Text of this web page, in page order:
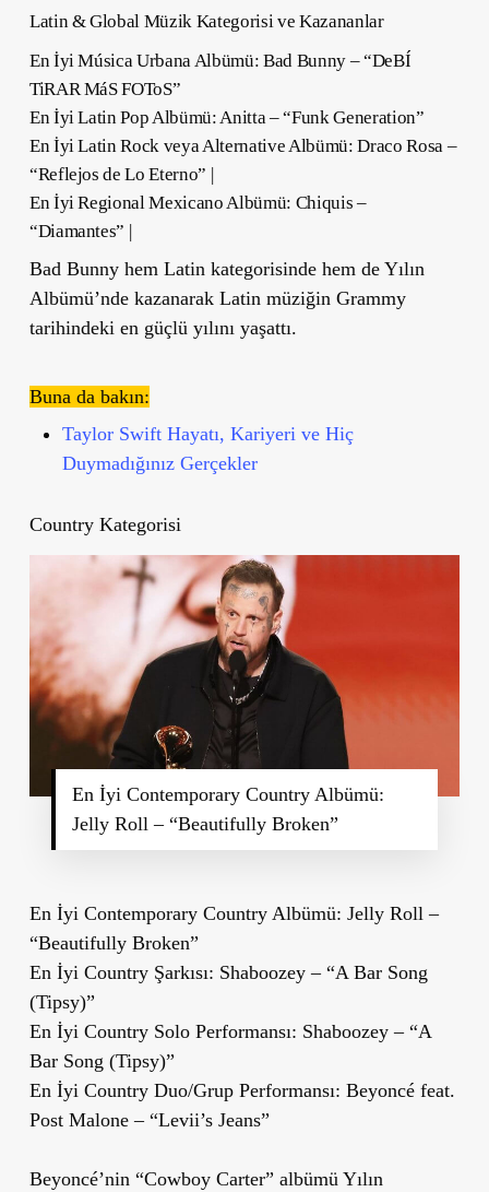
Latin & Global Müzik Kategorisi ve Kazananlar
En İyi Música Urbana Albümü: Bad Bunny – “DeBÍ
TiRAR MáS FOToS”
En İyi Latin Pop Albümü: Anitta – “Funk Generation”
En İyi Latin Rock veya Alternative Albümü: Draco Rosa –
“Reflejos de Lo Eterno” |
En İyi Regional Mexicano Albümü: Chiquis –
“Diamantes” |
Bad Bunny hem Latin kategorisinde hem de Yılın
Albümü’nde kazanarak Latin müziğin Grammy
tarihindeki en güçlü yılını yaşattı.
Buna da bakın:
Taylor Swift Hayatı, Kariyeri ve Hiç
Duymadığınız Gerçekler
Country Kategorisi
En İyi Contemporary Country Albümü:
Jelly Roll – “Beautifully Broken”
En İyi Contemporary Country Albümü: Jelly Roll –
“Beautifully Broken”
En İyi Country Şarkısı: Shaboozey – “A Bar Song
(Tipsy)”
En İyi Country Solo Performansı: Shaboozey – “A
Bar Song (Tipsy)”
En İyi Country Duo/Grup Performansı: Beyoncé feat.
Post Malone – “Levii’s Jeans”
Beyoncé’nin “Cowboy Carter” albümü Yılın